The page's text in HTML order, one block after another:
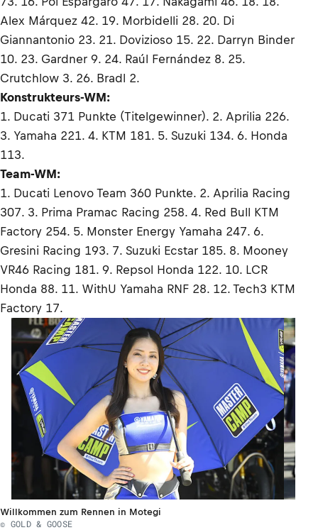
Alex Márquez 42. 19. Morbidelli 28. 20. Di
Giannantonio 23. 21. Dovizioso 15. 22. Darryn Binder
10. 23. Gardner 9. 24. Raúl Fernández 8. 25.
Crutchlow 3. 26. Bradl 2.
Konstrukteurs-WM:
1. Ducati 371 Punkte (Titelgewinner). 2. Aprilia 226.
3. Yamaha 221. 4. KTM 181. 5. Suzuki 134. 6. Honda
113.
Team-WM:
1. Ducati Lenovo Team 360 Punkte. 2. Aprilia Racing
307. 3. Prima Pramac Racing 258. 4. Red Bull KTM
Factory 254. 5. Monster Energy Yamaha 247. 6.
Gresini Racing 193. 7. Suzuki Ecstar 185. 8. Mooney
VR46 Racing 181. 9. Repsol Honda 122. 10. LCR
Honda 88. 11. WithU Yamaha RNF 28. 12. Tech3 KTM
Factory 17.
Willkommen zum Rennen in Motegi
© GOLD & GOOSE